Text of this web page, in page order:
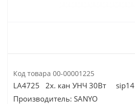
Код товара 00-00001225
LA4725 2х. кан УНЧ 30Вт sip14
Производитель: SANYO